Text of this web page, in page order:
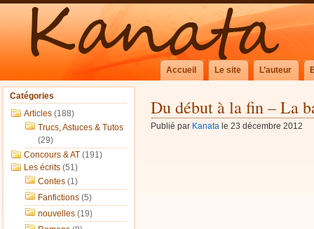
Accueil Le site L’auteur
Catégories
Articles (188)
Trucs, Astuces & Tutos
(29)
Concours & AT (191)
Les écrits (51)
Contes (1)
Fanfictions (5)
nouvelles (19)
Du début à la fin – La
Publié par Kanata le 23 décembre 2012